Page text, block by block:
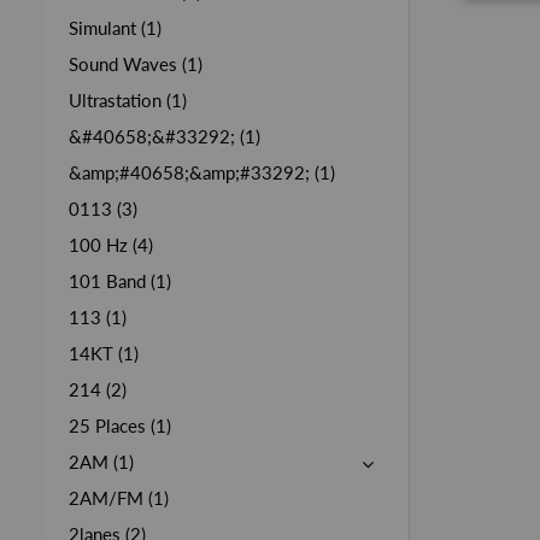
Simulant (1)
Sound Waves (1)
Ultrastation (1)
&#40658;&#33292; (1)
&amp;#40658;&amp;#33292; (1)
0113 (3)
100 Hz (4)
101 Band (1)
113 (1)
14KT (1)
214 (2)
25 Places (1)
2AM (1)
2AM/FM (1)
2lanes (2)